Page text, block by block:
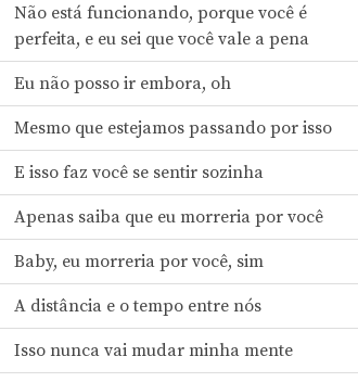
Não está funcionando, porque você é
perfeita, e eu sei que você vale a pena
Eu não posso ir embora, oh
Mesmo que estejamos passando por isso
E isso faz você se sentir sozinha
Apenas saiba que eu morreria por você
Baby, eu morreria por você, sim
A distância e o tempo entre nós
Isso nunca vai mudar minha mente